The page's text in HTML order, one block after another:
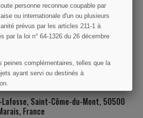
(1 avis)
Lafosse, Saint-Côme-du-Mont, 50500
France
personne reconnue coupable par
ou internationale d'un ou plusieurs
prévus par les articles 211-1 à
par la loi n° 64-1326 du 26 décembre
peines complémentaires, telles que la
ayant servi ou destinés à
J'AI COMPRIS